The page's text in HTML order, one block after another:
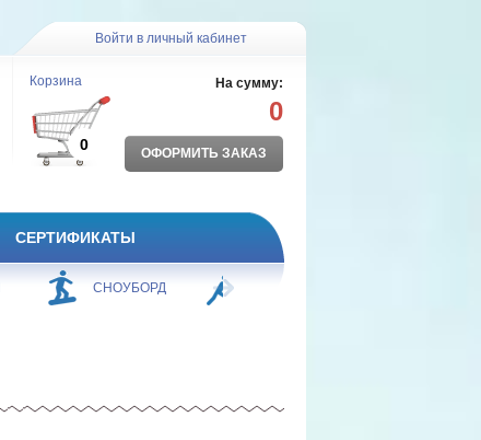
Войти в личный кабинет
Корзина
0
На сумму:
0
ОФОРМИТЬ ЗАКАЗ
СЕРТИФИКАТЫ
СНОУБОРД